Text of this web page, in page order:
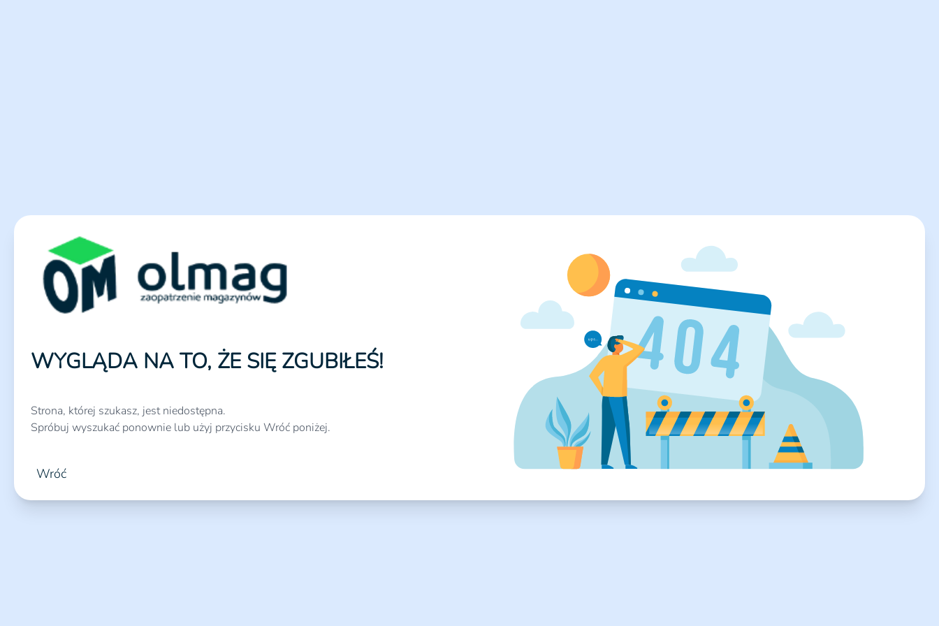
WYGLĄDA NA TO, ŻE SIĘ ZGUBIŁEŚ!
Strona, której szukasz, jest niedostępna.
Spróbuj wyszukać ponownie lub użyj przycisku Wróć poniżej.
Wróć